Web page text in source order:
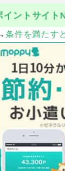
イントサイト
条件を満たす